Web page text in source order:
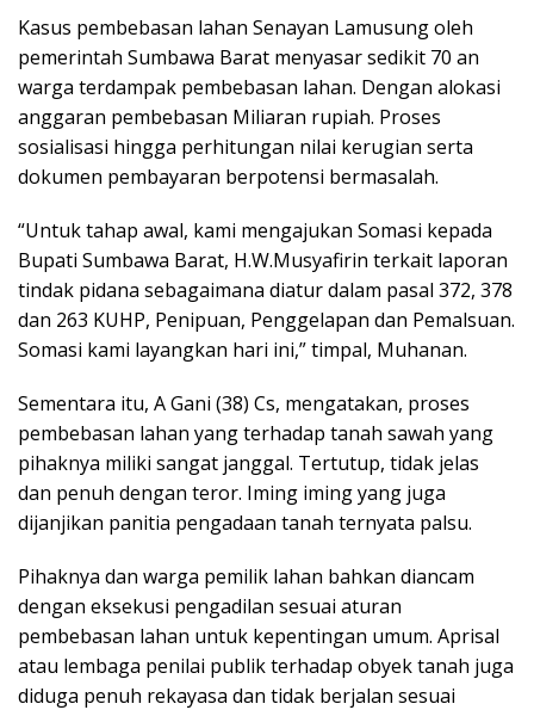
Kasus pembebasan lahan Senayan Lamusung oleh
pemerintah Sumbawa Barat menyasar sedikit 70 an
warga terdampak pembebasan lahan. Dengan alokasi
anggaran pembebasan Miliaran rupiah. Proses
sosialisasi hingga perhitungan nilai kerugian serta
dokumen pembayaran berpotensi bermasalah.
“Untuk tahap awal, kami mengajukan Somasi kepada
Bupati Sumbawa Barat, H.W.Musyafirin terkait laporan
tindak pidana sebagaimana diatur dalam pasal 372, 378
dan 263 KUHP, Penipuan, Penggelapan dan Pemalsuan.
Somasi kami layangkan hari ini,” timpal, Muhanan.
Sementara itu, A Gani (38) Cs, mengatakan, proses
pembebasan lahan yang terhadap tanah sawah yang
pihaknya miliki sangat janggal. Tertutup, tidak jelas
dan penuh dengan teror. Iming iming yang juga
dijanjikan panitia pengadaan tanah ternyata palsu.
Pihaknya dan warga pemilik lahan bahkan diancam
dengan eksekusi pengadilan sesuai aturan
pembebasan lahan untuk kepentingan umum. Aprisal
atau lembaga penilai publik terhadap obyek tanah juga
diduga penuh rekayasa dan tidak berjalan sesuai